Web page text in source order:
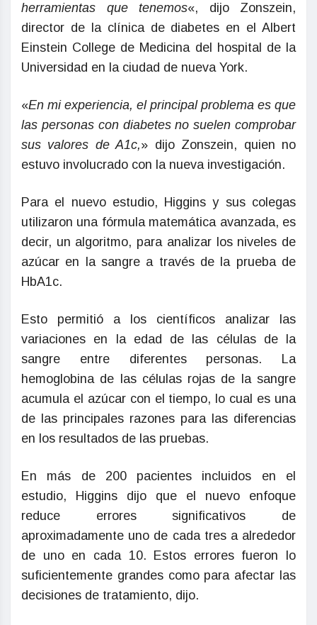
herramientas que tenemos«, dijo Zonszein,
director de la clínica de diabetes en el Albert
Einstein College de Medicina del hospital de la
Universidad en la ciudad de nueva York.
«En mi experiencia, el principal problema es que
las personas con diabetes no suelen comprobar
sus valores de A1c,» dijo Zonszein, quien no
estuvo involucrado con la nueva investigación.
Para el nuevo estudio, Higgins y sus colegas
utilizaron una fórmula matemática avanzada, es
decir, un algoritmo, para analizar los niveles de
azúcar en la sangre a través de la prueba de
HbA1c.
Esto permitió a los científicos analizar las
variaciones en la edad de las células de la
sangre entre diferentes personas. La
hemoglobina de las células rojas de la sangre
acumula el azúcar con el tiempo, lo cual es una
de las principales razones para las diferencias
en los resultados de las pruebas.
En más de 200 pacientes incluidos en el
estudio, Higgins dijo que el nuevo enfoque
reduce errores significativos de
aproximadamente uno de cada tres a alrededor
de uno en cada 10. Estos errores fueron lo
suficientemente grandes como para afectar las
decisiones de tratamiento, dijo.